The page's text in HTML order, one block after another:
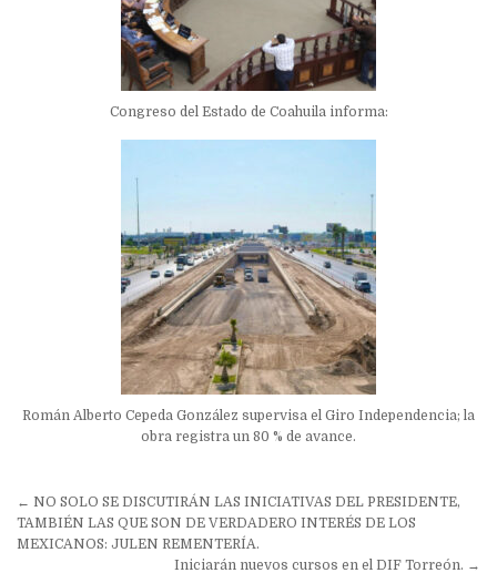
Congreso del Estado de Coahuila informa:
Román Alberto Cepeda González supervisa el Giro Independencia; la
obra registra un 80 % de avance.
Navegación
de
entradas
← NO SOLO SE DISCUTIRÁN LAS INICIATIVAS DEL PRESIDENTE,
TAMBIÉN LAS QUE SON DE VERDADERO INTERÉS DE LOS
MEXICANOS: JULEN REMENTERÍA.
Iniciarán nuevos cursos en el DIF Torreón. →